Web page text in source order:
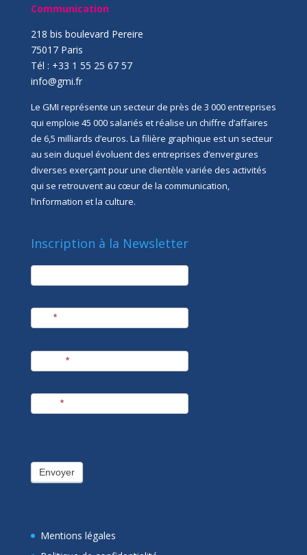
Communication
218 bis boulevard Pereire
75017 Paris
Tél : +33 1 55 25 67 57
info@gmi.fr
Le GMI représente un secteur de près de 3 000 entreprises
qui emploie 45 000 salariés et réalise un chiffre d’affaires
de 6,5 milliards d’euros. La filière graphique est un secteur
au sein duquel évoluent des entreprises d’envergures
diverses exerçant pour une clientèle variée des activités
qui se retrouvent au cœur de la communication,
l’information et la culture.
Inscription à la Newsletter
newsletter
*
*
*
Envoyer
Mentions légales